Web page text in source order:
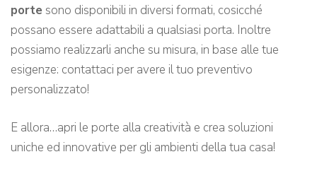
porte sono disponibili in diversi formati, cosicché
possano essere adattabili a qualsiasi porta. Inoltre
possiamo realizzarli anche su misura, in base alle tue
esigenze: contattaci per avere il tuo preventivo
personalizzato!
E allora…apri le porte alla creatività e crea soluzioni
uniche ed innovative per gli ambienti della tua casa!